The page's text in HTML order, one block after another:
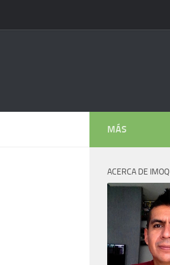
MÁS
ACERCA DE IMOQ